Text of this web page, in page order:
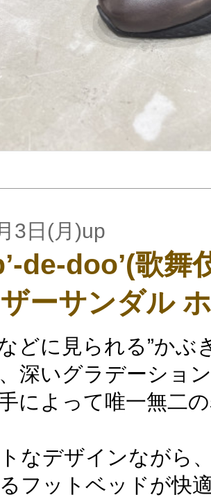
3日(月)up
de-doo’(歌舞
ーサンダル
どに見られる”かぶ
深いグラデーショ
によって唯一無二
なデザインながら
フットベッドが快